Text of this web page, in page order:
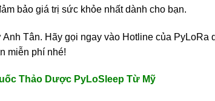
bảo giá trị sức khỏe nhất dành cho bạn.
Tân. Hãy gọi ngay vào Hotline của PyLoRa
miễn phí nhé!
Thảo Dược PyLoSleep Từ Mỹ